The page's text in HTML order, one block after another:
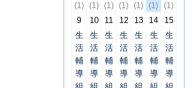
(1)
(1)
(1)
(1)
(1)
(1)
(1)
9
生
活
輔
導
組
10
生
活
輔
導
組
11
生
活
輔
導
組
12
生
活
輔
導
組
13
生
活
輔
導
組
14
生
活
輔
導
組
15
生
活
輔
導
組